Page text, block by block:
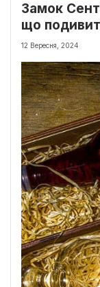
Замок
що
12 Вересня, 2024